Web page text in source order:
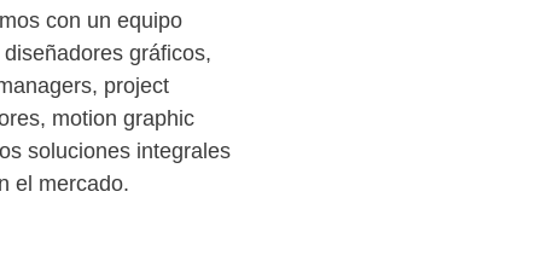
con un equipo
gráficos,
project
motion graphic
soluciones integrales
el mercado.